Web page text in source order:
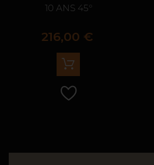
10 ANS 45°
Prix
216,00 €